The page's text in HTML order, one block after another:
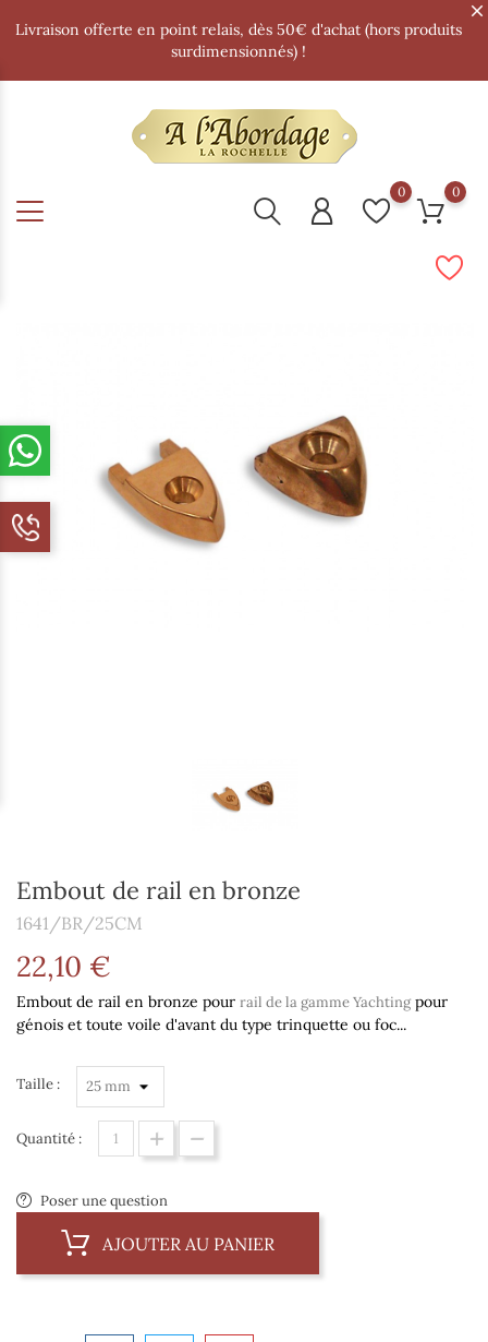
Livraison offerte en point relais, dès 50€ d'achat (hors produits
surdimensionnés) !
0 0
Embout de rail en bronze
1641/BR/25CM
22,10 €
Embout de rail en bronze pour rail de la gamme Yachtingpour
génois et toute voile d'avant du type trinquette ou foc...
Taille :
Quantité :
Poser une question
AJOUTER AU PANIER